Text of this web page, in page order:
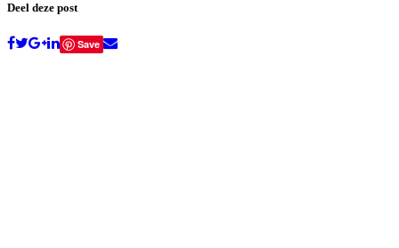
Deel deze post
Save